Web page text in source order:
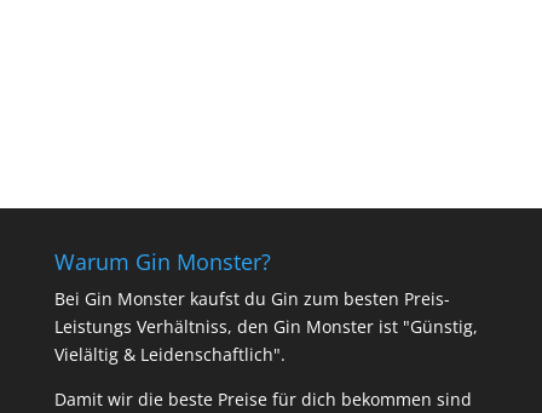
Warum Gin Monster?
Bei Gin Monster kaufst du Gin zum besten Preis-
Leistungs Verhältniss, den Gin Monster ist "Günstig,
Vielältig & Leidenschaftlich".
Damit wir die beste Preise für dich bekommen sind